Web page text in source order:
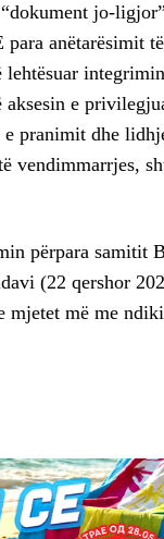
jo-ligjor”
anëtarësimit
e
pranimit dhe
vendimmarrjes,
përpara samitit
(22 qershor
mjetet më me